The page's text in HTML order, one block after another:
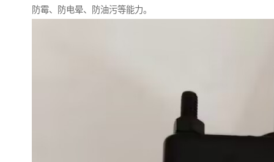
防霉、防电晕、防油污等能力。